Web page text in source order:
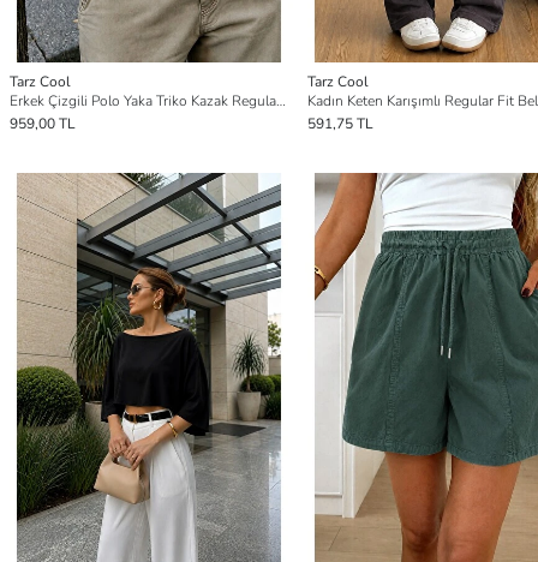
Tarz Cool
Erkek Çizgili Polo Yaka Triko Kazak Regular Rahat Kalıp Günlük Triko
959,00 TL
Tarz Cool
591,75 TL